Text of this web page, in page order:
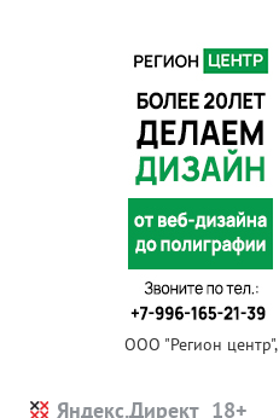
ООО "Регион
Яндекс.Директ